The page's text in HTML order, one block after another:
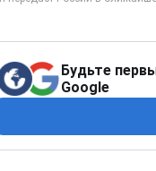
Будьте
Google